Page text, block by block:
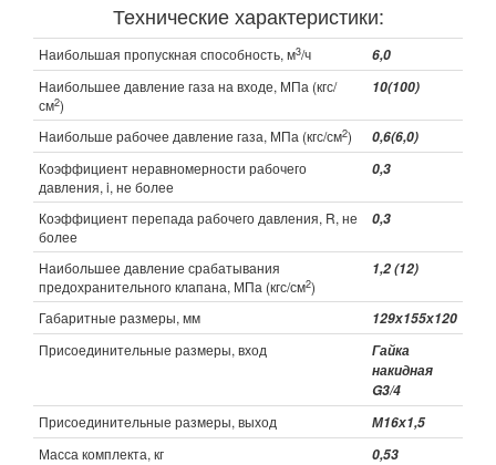
Технические характеристики:
Наибольшая пропускная способность, м3/ч
6,0
Наибольшее давление газа на входе, МПа (кгс/
см2)
10(100)
Наибольше рабочее давление газа, МПа (кгс/см2)
0,6(6,0)
Коэффициент неравномерности рабочего
давления, i, не более
0,3
Коэффициент перепада рабочего давления, R, не
более
0,3
Наибольшее давление срабатывания
предохранительного клапана, МПа (кгс/см2)
1,2 (12)
Габаритные размеры, мм
129х155х120
Присоединительные размеры, вход
Гайка
накидная
G3/4
Присоединительные размеры, выход
М16х1,5
Масса комплекта, кг
0,53